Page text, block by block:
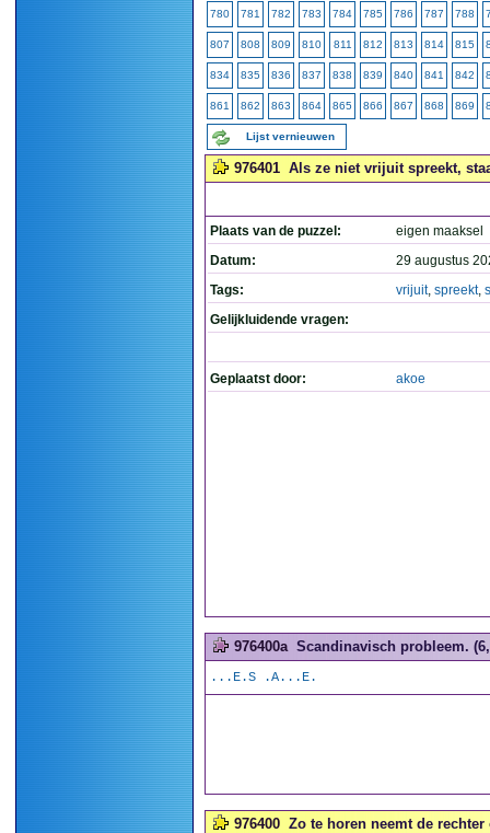
780 781 782 783 784 785 786 787 788
807 808 809 810 811 812 813 814 815
834 835 836 837 838 839 840 841 842
861 862 863 864 865 866 867 868 869
Lijst vernieuwen
976401 Als ze niet vrijuit spreekt,
Plaats van de puzzel:
eigen maaksel
Datum:
29 augustus
Tags:
vrijuit, spreekt,
Gelijkluidende vragen:
Geplaatst door: akoe
976400a Scandinavisch probleem.
...E.S .A...E.
976400 Zo te horen neemt de